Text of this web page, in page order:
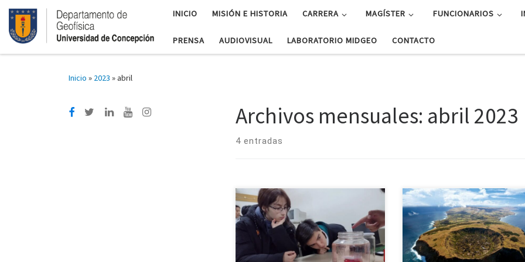
INICIO MISIÓN E HISTORIA CARRERA MAGÍSTER FUNCIONARIOS
PRENSA AUDIOVISUAL LABORATORIO MIDGEO CONTACTO
Inicio » 2023 »abril
Archivos mensuales: abril 2023
4 entradas
Estudiantes y profesores expondrán
sus trabajos en feria científica. Tras la
coordinación previa entre profesores y
profesoras de establecimientos
educacionales y el Departamento de
Nueva investigación refutaría la
del “ecocidio”. Dr. Rodrigo
Río, investigador de Geofísica
Universidad de Concepción, fue
del trabajo científico